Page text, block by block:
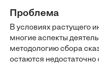
Проблема
В условиях растущего
многие аспекты
методологию сбора
остаются